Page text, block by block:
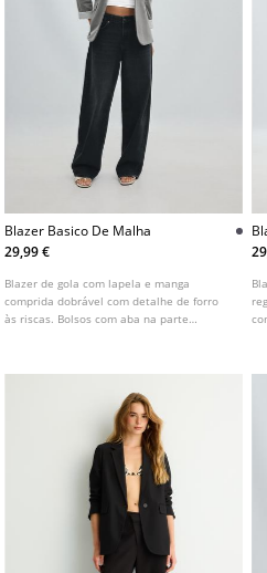
Blazer Basico De Malha
29,99 €
Blazer de gola com lapela e manga
comprida dobrável com detalhe de forro
às riscas. Bolsos com aba na parte